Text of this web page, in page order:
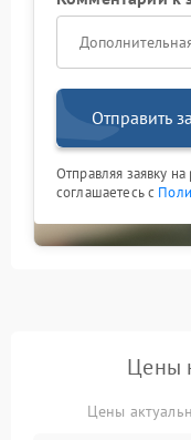
Отправить
Отправляя заявку
соглашаетесь с
Цены
Цены